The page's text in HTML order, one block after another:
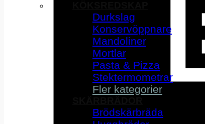
Durkslag
Konservöppnare
Mandoliner
Mortlar
Pasta & Pizza
Stektermometrar
Fler kategorier
Brödskärbräda